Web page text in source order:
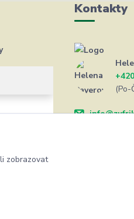
Kontakty
(Po-
zobrazovat